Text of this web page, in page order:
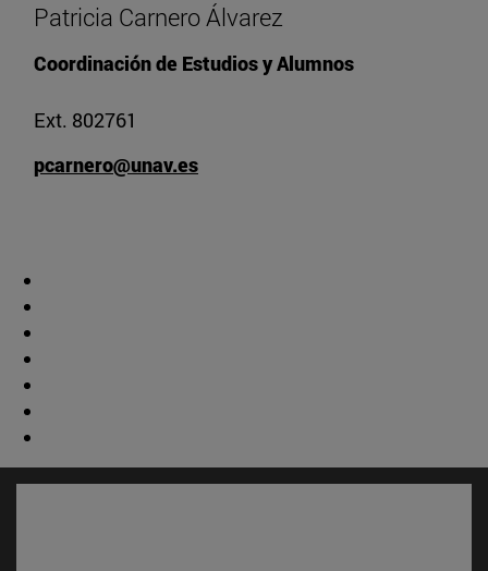
Patricia Carnero Álvarez
Coordinación de Estudios y Alumnos
Ext. 802761
pcarnero@unav.es